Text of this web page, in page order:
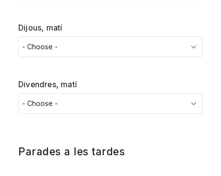
Dijous, matí
Divendres, matí
Parades a les tardes